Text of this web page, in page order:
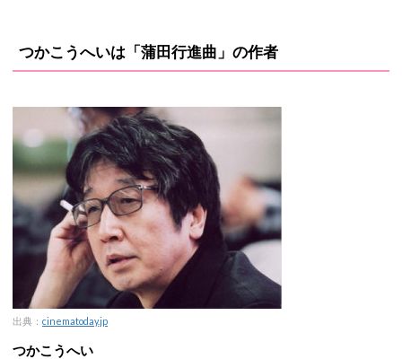
つかこうへいは「蒲田行進曲」の作者
出典： cinematoday.jp
つかこうへい